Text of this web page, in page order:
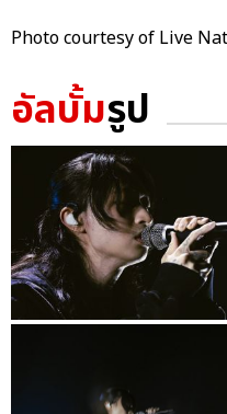
Photo courtesy of Live
อัลบั้มรูป